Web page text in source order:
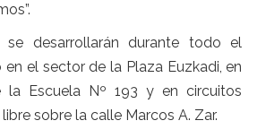
se desarrollarán durante todo el
el sector de la Plaza Euzkadi, en
la Escuela Nº 193 y en circuitos
sobre la calle Marcos A. Zar.